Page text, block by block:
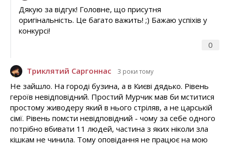
0
Дякую за відгук! Головне, що присутня
оригінальність. Це багато важить! ;) Бажаю успіхів у
конкурсі!
Триклятий Саргоннас 3 роки тому
Не зайшло. На городі бузина, а в Києві дядько. Рівень
героїв невідповідний. Простий Мурчик мав би мститися
простому живодеру який в нього стріляв, а не царській
сімї. Рівень помсти невідповідний - чому за себе одного
потрібно вбивати 11 людей, частина з яких ніколи зла
кішкам не чинила. Тому оповідання не працює на мою